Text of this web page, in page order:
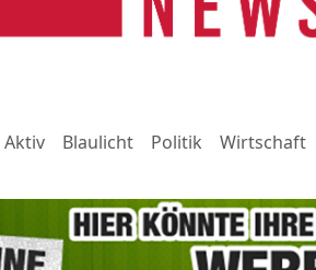
Aktiv Blaulicht Politik Wirtschaft